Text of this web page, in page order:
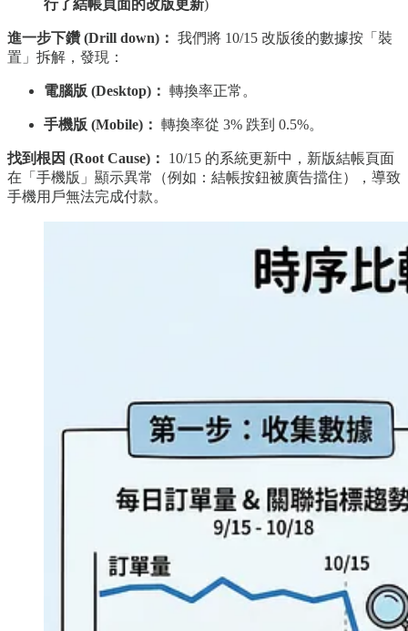
行了結帳頁面的改版更新)
進一步下鑽 (Drill down)： 我們將 10/15 改版後的數據按「裝
置」拆解，發現：
電腦版 (Desktop)： 轉換率正常。
手機版 (Mobile)： 轉換率從 3% 跌到 0.5%。
找到根因 (Root Cause)：
10/15 的系統更新中，新版結帳頁面
在「手機版」顯示異常（例如：結帳按鈕被廣告擋住），導致
手機用戶無法完成付款。